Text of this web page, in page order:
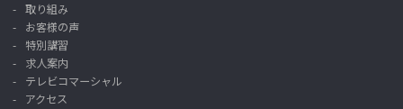
取り組み
お客様の声
特別講習
求人案内
テレビコマーシャル
アクセス